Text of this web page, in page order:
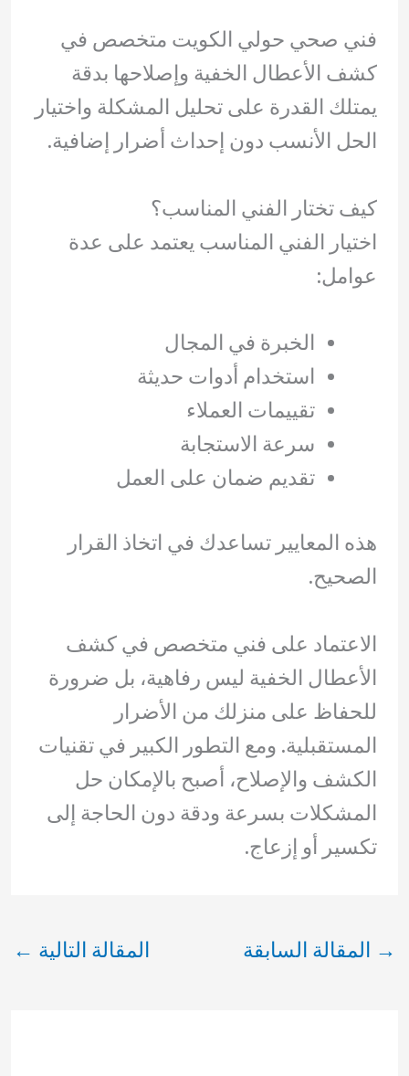
فني صحي حولي الكويت متخصص في
كشف الأعطال الخفية وإصلاحها بدقة
يمتلك القدرة على تحليل المشكلة واختيار
الحل الأنسب دون إحداث أضرار إضافية.
كيف تختار الفني المناسب؟
اختيار الفني المناسب يعتمد على عدة
عوامل:
الخبرة في المجال
استخدام أدوات حديثة
تقييمات العملاء
سرعة الاستجابة
تقديم ضمان على العمل
هذه المعايير تساعدك في اتخاذ القرار
الصحيح.
الاعتماد على فني متخصص في كشف
الأعطال الخفية ليس رفاهية، بل ضرورة
للحفاظ على منزلك من الأضرار
المستقبلية. ومع التطور الكبير في تقنيات
الكشف والإصلاح، أصبح بالإمكان حل
المشكلات بسرعة ودقة دون الحاجة إلى
تكسير أو إزعاج.
→ المقالة السابقة المقالة التالية ←